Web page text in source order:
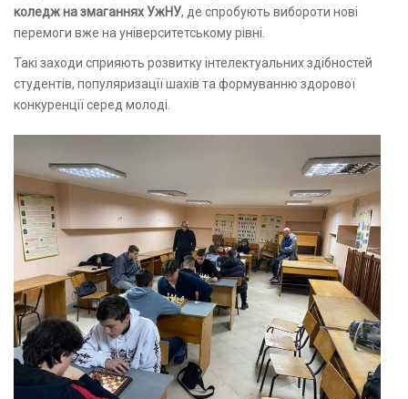
коледж на змаганнях УжНУ, де спробують вибороти нові
перемоги вже на університетському рівні.
Такі заходи сприяють розвитку інтелектуальних здібностей
студентів, популяризації шахів та формуванню здорової
конкуренції серед молоді.